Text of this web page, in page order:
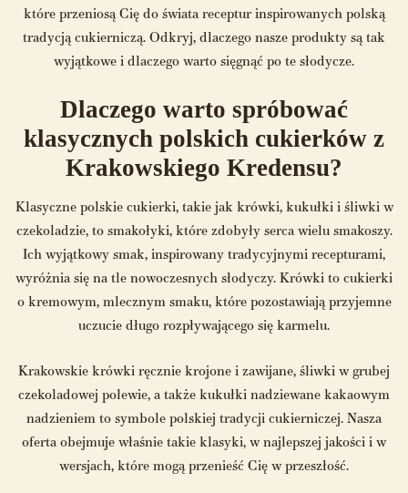
które przeniosą Cię do świata receptur inspirowanych polską
tradycją cukierniczą. Odkryj, dlaczego nasze produkty są tak
wyjątkowe i dlaczego warto sięgnąć po te słodycze.
Dlaczego warto spróbować
klasycznych polskich cukierków z
Krakowskiego Kredensu?
Klasyczne polskie cukierki, takie jak krówki, kukułki i śliwki w
czekoladzie, to smakołyki, które zdobyły serca wielu smakoszy.
Ich wyjątkowy smak, inspirowany tradycyjnymi recepturami,
wyróżnia się na tle nowoczesnych słodyczy. Krówki to cukierki
o kremowym, mlecznym smaku, które pozostawiają przyjemne
uczucie długo rozpływającego się karmelu.
Krakowskie krówki ręcznie krojone i zawijane, śliwki w grubej
czekoladowej polewie, a także kukułki nadziewane kakaowym
nadzieniem to symbole polskiej tradycji cukierniczej. Nasza
oferta obejmuje właśnie takie klasyki, w najlepszej jakości i w
wersjach, które mogą przenieść Cię w przeszłość.